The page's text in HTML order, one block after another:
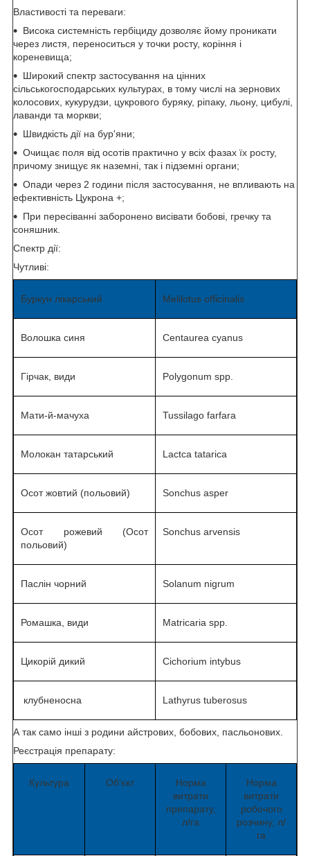
Властивості та переваги:
Висока системність гербіциду дозволяє йому проникати
через листя, переноситься у точки росту, коріння і
кореневища;
Широкий спектр застосування на цінних
сільськогосподарських культурах, в тому числі на зернових
колосових, кукурудзи, цукрового буряку, ріпаку, льону, цибулі,
лаванди та моркви;
Швидкість дії на бур'яни;
Очищає поля від осотів практично у всіх фазах їх росту,
причому знищує як наземні, так і підземні органи;
Опади через 2 години після застосування, не впливають на
ефективність Цукрона +;
При пересіванні заборонено висівати бобові, гречку та
соняшник.
Спектр дії:
Чутливі:
Буркун лікарський Melilotus officinalis
Волошка синя Centaurea cyanus
Гірчак, види Polygonum spp.
Мати-й-мачуха Tussilago farfara
Молокан татарський Lactca tatarica
Осот жовтий (польовий) Sonchus asper
Осот рожевий (Осот
польовий)
Sonchus arvensis
Паслін чорний Solanum nigrum
Ромашка, види Matricaria spp.
Цикорій дикий Cichorium intybus
клубненосна Lathyrus tuberosus
А так само інші з родини айстрових, бобових, пасльонових.
Реєстрація препарату:
Культура Об'єкт
Норма
витрати
препарату,
л/га
Норма
витрати
робочого
розчину, л/
га